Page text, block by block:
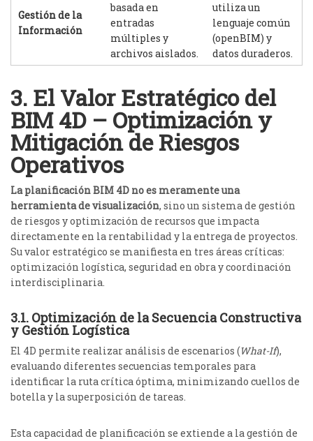
Gestión de la
Información
basada en
entradas
múltiples y
archivos aislados.
utiliza un
lenguaje común
(openBIM) y
datos duraderos.
3. El Valor Estratégico del
BIM 4D – Optimización y
Mitigación de Riesgos
Operativos
La planificación BIM 4D no es meramente una
herramienta de visualización, sino un sistema de gestión
de riesgos y optimización de recursos que impacta
directamente en la rentabilidad y la entrega de proyectos.
Su valor estratégico se manifiesta en tres áreas críticas:
optimización logística, seguridad en obra y coordinación
interdisciplinaria.
3.1. Optimización de la Secuencia Constructiva
y Gestión Logística
El 4D permite realizar análisis de escenarios (What-If),
evaluando diferentes secuencias temporales para
identificar la ruta crítica óptima, minimizando cuellos de
botella y la superposición de tareas.
Esta capacidad de planificación se extiende a la gestión de